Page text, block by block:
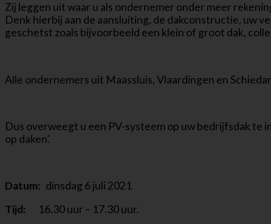
Zij leggen uit waar u als ondernemer onder meer
Denk hierbij aan de aansluiting, de dakconstructie, uw
geschetst zoals bijvoorbeeld een klein of groot dak,
Alle ondernemers uit Maassluis, Vlaardingen en
Dus overweegt u een PV-systeem op uw bedrijfsdak te
op daken’.
Datum: dinsdag 6 juli 2021
Tijd: 16.30 uur – 17.30 uur.